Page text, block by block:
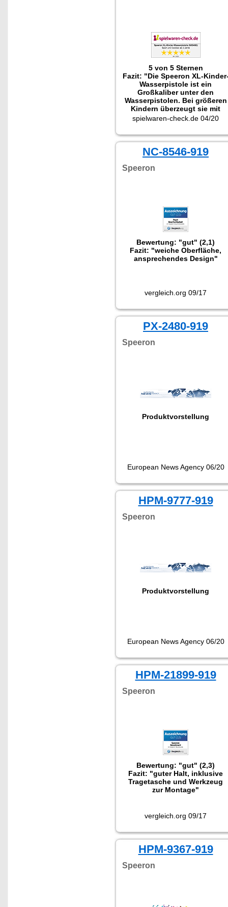
5 von 5 Sternen
Fazit: "Die Speeron XL-
Wasserpistole ist ein
Großkaliber unter den
Wasserpistolen. Bei größeren
Kindern überzeugt sie mit
kräftigem Wasserstrahl und
spielwaren-check.de 04/20
NC-8546-919
Speeron
Bewertung: "gut" (2,1)
Fazit: "weiche Oberfläche,
ansprechendes Design"
vergleich.org 09/17
PX-2480-919
Speeron
Produktvorstellung
European News Agency 06/20
HPM-9777-919
Speeron
Produktvorstellung
European News Agency 06/20
HPM-21899-919
Speeron
Bewertung: "gut" (2,3)
Fazit: "guter Halt, inklusive
Tragetasche und Werkzeug
zur Montage"
vergleich.org 09/17
HPM-9367-919
Speeron